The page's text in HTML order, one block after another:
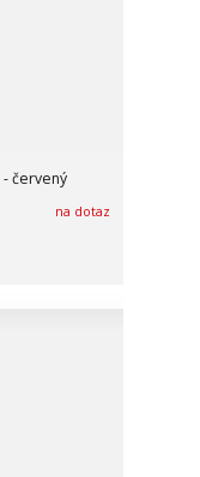
červený
na dotaz